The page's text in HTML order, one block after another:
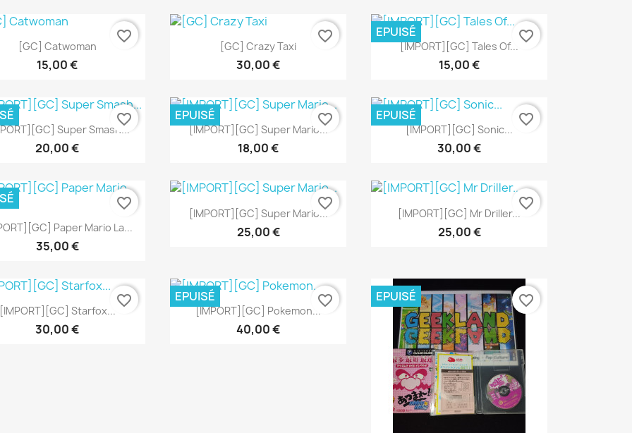
Aperçu rapide
[GC] Catwoman
15,00 €
favorite_border Aperçu rapide
[GC] Crazy Taxi
30,00 €
favorite_border Aperçu rapide
[IMPORT][GC] Tales Of...
15,00 €
EPUISÉ favorite_border
Aperçu rapide
Super Smash...
20,00 €
favorite_border Aperçu rapide
[IMPORT][GC] Super Mario...
18,00 €
EPUISÉ favorite_border Aperçu rapide
[IMPORT][GC] Sonic...
30,00 €
EPUISÉ favorite_border
Aperçu rapide
Paper Mario La...
35,00 €
favorite_border Aperçu rapide
[IMPORT][GC] Super Mario...
25,00 €
favorite_border Aperçu rapide
[IMPORT][GC] Mr Driller...
25,00 €
favorite_border
Aperçu rapide
[IMPORT][GC] Starfox...
30,00 €
favorite_border Aperçu rapide
[IMPORT][GC] Pokemon...
40,00 €
EPUISÉ favorite_border EPUISÉ favorite_border